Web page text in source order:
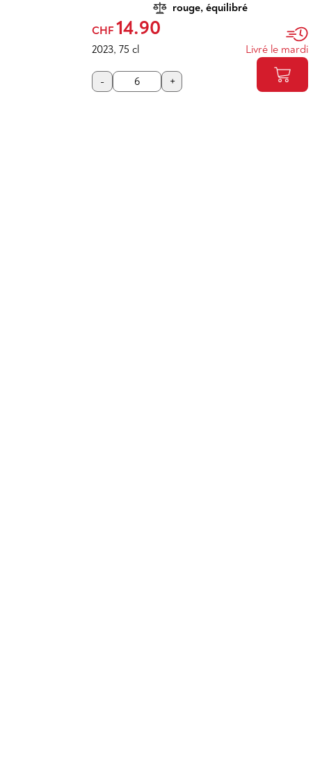
rouge, équilibré
CHF 14.90
2023, 75 cl Livré le mardi
- +